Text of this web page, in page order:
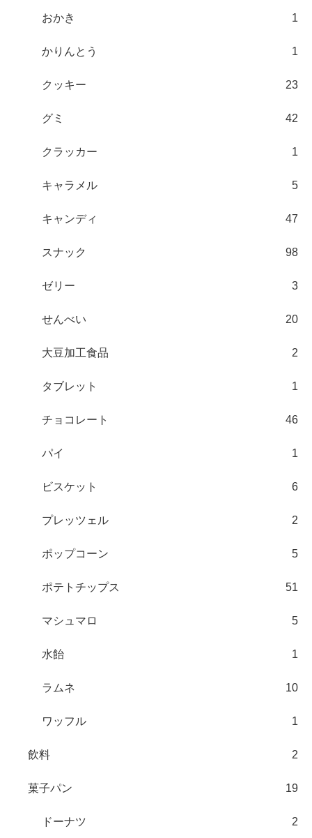
おかき 1
かりんとう 1
クッキー 23
グミ 42
クラッカー 1
キャラメル 5
キャンディ 47
スナック 98
ゼリー 3
せんべい 20
大豆加工食品 2
タブレット 1
チョコレート 46
パイ 1
ビスケット 6
プレッツェル 2
ポップコーン 5
ポテトチップス 51
マシュマロ 5
水飴 1
ラムネ 10
ワッフル 1
飲料 2
菓子パン 19
ドーナツ 2